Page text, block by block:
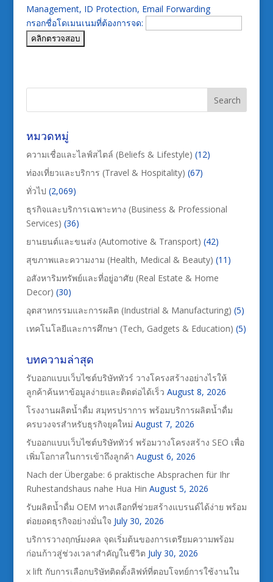
Management, ID Protection, Email Forwarding
กรอกชื่อโดเมนเนมที่ต้องการจด:
หมวดหมู่
ความเชื่อและไลฟ์สไตล์ (Beliefs & Lifestyle) (12)
ท่องเที่ยวและบริการ (Travel & Hospitality) (67)
ทั่วไป (2,069)
ธุรกิจและบริการเฉพาะทาง (Business & Professional
Services) (36)
ยานยนต์และขนส่ง (Automotive & Transport) (42)
สุขภาพและความงาม (Health, Medical & Beauty) (11)
อสังหาริมทรัพย์และที่อยู่อาศัย (Real Estate & Home
Decor) (30)
อุตสาหกรรมและการผลิต (Industrial & Manufacturing) (5)
เทคโนโลยีและการศึกษา (Tech, Gadgets & Education) (5)
บทความล่าสุด
รับออกแบบเว็บไซต์บริษัททัวร์ วางโครงสร้างอย่างไรให้
ลูกค้าค้นหาข้อมูลง่ายและติดต่อได้เร็ว August 8, 2026
โรงงานผลิตน้ำดื่ม สมุทรปราการ พร้อมบริการผลิตน้ำดื่ม
ครบวงจรสำหรับธุรกิจยุคใหม่ August 7, 2026
รับออกแบบเว็บไซต์บริษัททัวร์ พร้อมวางโครงสร้าง SEO เพื่อ
เพิ่มโอกาสในการเข้าถึงลูกค้า August 6, 2026
Nach der Übergabe: 6 praktische Absprachen für Ihr
Ruhestandshaus nahe Hua Hin August 5, 2026
รับผลิตน้ำดื่ม OEM ทางเลือกที่ช่วยสร้างแบรนด์ได้ง่าย พร้อม
ต่อยอดธุรกิจอย่างมั่นใจ July 30, 2026
บริการวางฤกษ์มงคล จุดเริ่มต้นของการเตรียมความพร้อม
ก่อนก้าวสู่ช่วงเวลาสำคัญในชีวิต July 30, 2026
x lift กับการเลือกบริษัทติดตั้งลิฟท์ที่ตอบโจทย์การใช้งานใน